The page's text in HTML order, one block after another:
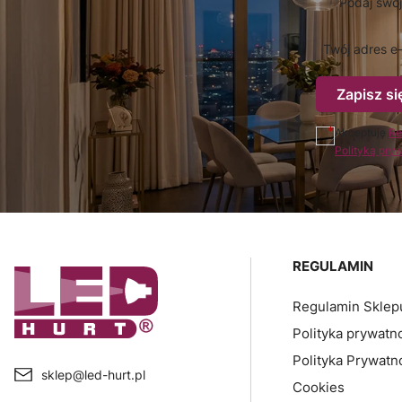
Twój adres
Zapisz
Akceptuję
Polityką
sklep@led-hurt.pl
Linki w
REGULAMIN
Regulamin
Polityka
Polityka
Cookies